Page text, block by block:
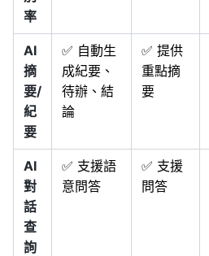
率
AI
摘
要/
紀
要
✅ 自動生
成紀要、
待辦、結
論
✅ 提供
重點摘
要
AI
對
話
查
詢
✅ 支援語
意問答
✅ 支援
問答